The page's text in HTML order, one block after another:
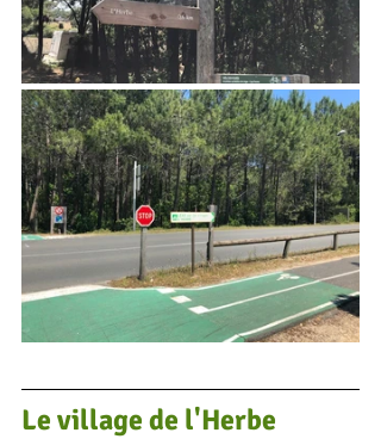
Le village de l'Herbe